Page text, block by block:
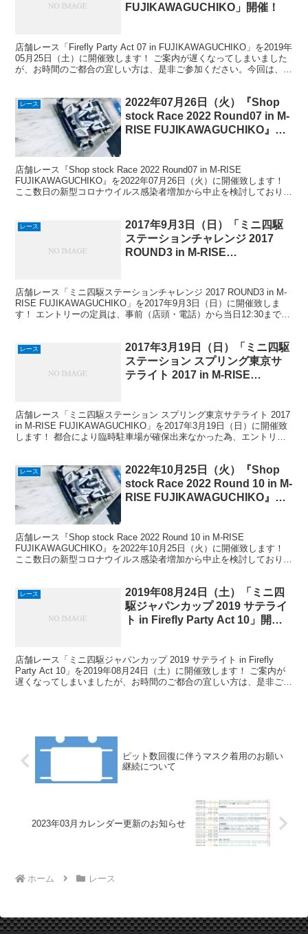
FUJIKAWAGUCHIKO」開催！
店舗レース「Firefly Party Act 07 in FUJIKAWAGUCHIKO」を2019年
05月25日（土）に開催致します！ ご案内が遅くなってしまいました
が、お時間のご都合の宜しい方は、是非ご参加ください。今回は、灯
レース
2022年07月26日（火）『Shop
stock Race 2022 Round07 in M-
RISE FUJIKAWAGUCHIKO』開
店舗レース『Shop stock Race 2022 Round07 in M-RISE
FUJIKAWAGUCHIKO』を2022年07月26日（火）に開催致します！
ここ数日の新型コロナウイルス感染者増加から中止を検討しておりま
レース
2017年9月3日（日）「ミニ四駆
ステーションチャレンジ 2017
ROUND3 in M-RISE
店舗レース「ミニ四駆ステーションチャレンジ 2017 ROUND3 in M-
RISE FUJIKAWAGUCHIKO」を2017年9月3日（日）に開催致しま
す！ エントリーの定員は、事前（店頭・電話）から当日12:30までの
レース
2017年3月19日（日）「ミニ四駆
ステーション スプリング東京サ
テライト 2017 in M-RISE
店舗レース「ミニ四駆ステーション スプリング東京サテライト 2017
in M-RISE FUJIKAWAGUCHIKO」を2017年3月19日（日）に開催致
します！ 都合により臨時駐車場が確保出来なかった為、エントリー
レース
2022年10月25日（火）『Shop
stock Race 2022 Round 10 in M-
RISE FUJIKAWAGUCHIKO』開
店舗レース『Shop stock Race 2022 Round 10 in M-RISE
FUJIKAWAGUCHIKO』を2022年10月25日（火）に開催致します！
ここ数日の新型コロナウイルス感染者増加から中止を検討しておりま
レース
2019年08月24日（土）「ミニ四
駆ジャパンカップ 2019 サテライ
ト in Firefly Party Act 10」開
店舗レース「ミニ四駆ジャパンカップ 2019 サテライト in Firefly
Party Act 10」を2019年08月24日（土）に開催致します！ ご案内が
遅くなってしまいましたが、お時間のご都合の宜しい方は、是非ご参
ピット数回復に伴うマスク着用のお願い
継続について
2023年03月カレンダー更新のお知らせ
ホーム レース